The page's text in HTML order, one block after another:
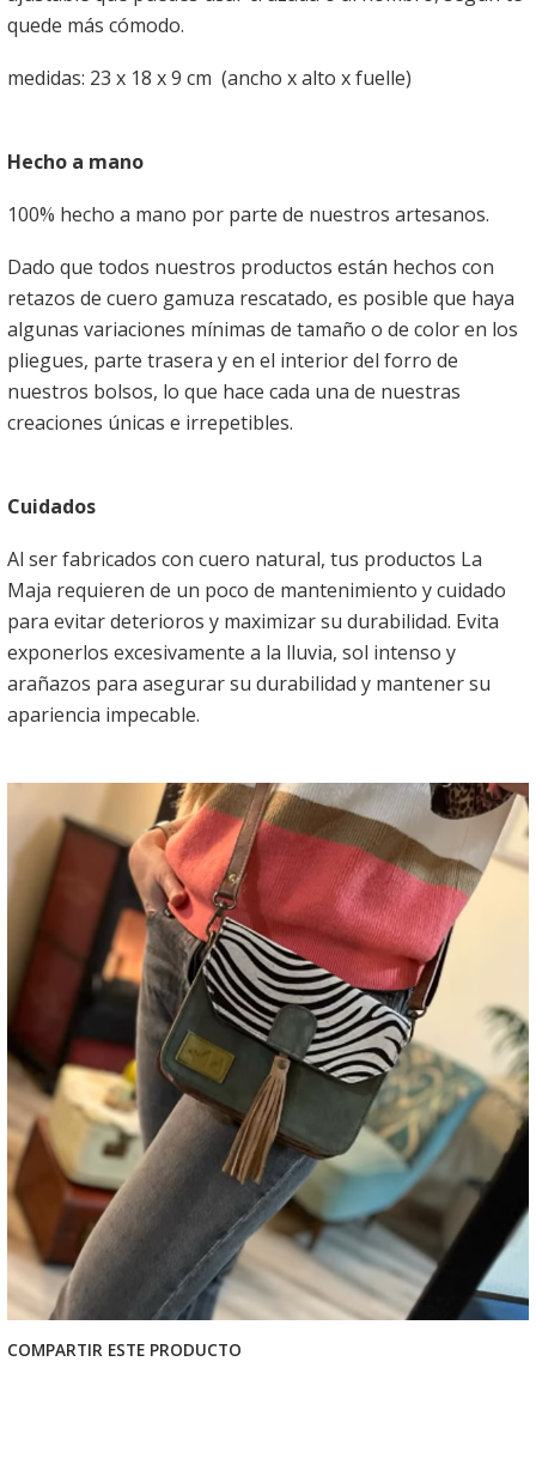
quede más cómodo.
medidas: 23 x 18 x 9 cm (ancho x alto x fuelle)
Hecho a mano
100% hecho a mano por parte de nuestros artesanos.
Dado que todos nuestros productos están hechos con
retazos de cuero gamuza rescatado, es posible que haya
algunas variaciones mínimas de tamaño o de color en los
pliegues, parte trasera y en el interior del forro de
nuestros bolsos, lo que hace cada una de nuestras
creaciones únicas e irrepetibles.
Cuidados
Al ser fabricados con cuero natural, tus productos La
Maja requieren de un poco de mantenimiento y cuidado
para evitar deterioros y maximizar su durabilidad. Evita
exponerlos excesivamente a la lluvia, sol intenso y
arañazos para asegurar su durabilidad y mantener su
apariencia impecable.
COMPARTIR ESTE PRODUCTO